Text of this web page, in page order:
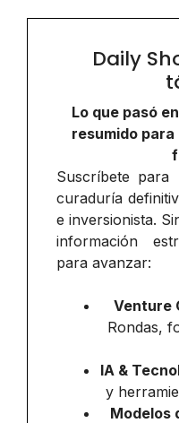
Daily
Lo que pasó
resumido
Suscríbete para
curaduría
e inversionista.
información
para avanzar:
Venture
Rondas,
IA &
y
Modelos